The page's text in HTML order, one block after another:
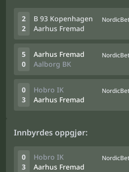
2
2
B 93 Kopenhagen
Aarhus Fremad
5
0
Aarhus Fremad
Aalborg BK
0
3
Hobro IK
Aarhus Fremad
Innbyrdes oppgjør:
0
3
Hobro IK
Aarhus Fremad